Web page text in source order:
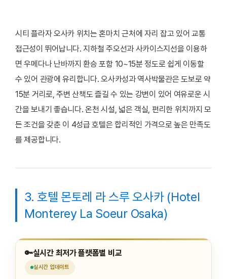
시티 플라자 오사카 위치는 혼마치 근처에 자리 잡고 있어 교통
접근성이 뛰어납니다. 지하철 주오선과 사카이스지선을 이용하
면 우메다나 난바까지 환승 포함 10~15분 정도로 쉽게 이동할
수 있어 관광에 유리합니다. 오사카성과 역사박물관은 도보로 약
15분 거리로, 주변 산책도 즐길 수 있는 강변이 있어 여유로운 시
간을 보내기 좋습니다. 온천 시설, 넓은 객실, 편리한 위치까지 모
든 조건을 갖춘 이 4성급 호텔은 합리적인 가격으로 높은 만족도
를 제공합니다.
3. 호텔 몬토레 라 스루 오사카 (Hotel
Monterey La Soeur Osaka)
🔑실시간 최저가 플랫폼별 비교
실시간 업데이트